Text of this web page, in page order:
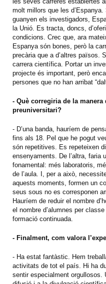
molt millors que les
guanyen els investigadors,
la Unió. Es tracta, doncs,
condicions. Crec que, ara
Espanya són bones, però la
precària que a d’altres països.
carrera científica. Portar un
projecte és important, però
persones que no han arribat
- Què corregiria de la manera
preuniversitari?
- D’una banda, hauríem de
fins als 18. Pel que he pogut
són repetitives. Es repeteixen
ensenyaments. De l’altra, faria
fonamental: més laboratoris,
de l’aula. I, per a això,
aquests moments, formen un
seus sous no es corresponen
Hauríem de reduir el nombre
el nombre d’alumnes per
formació continuada.
- Finalment, com valora
- Ha estat fantàstic. Hem
activitats de tot el país. Hi ha
sentir especialment orgullosos.